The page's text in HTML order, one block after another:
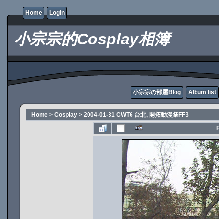
Home Login
小宗宗的Cosplay相簿
小宗宗の部屋Blog Album list
Home > Cosplay > 2004-01-31 CWT6 台北, 開拓動漫祭FF3